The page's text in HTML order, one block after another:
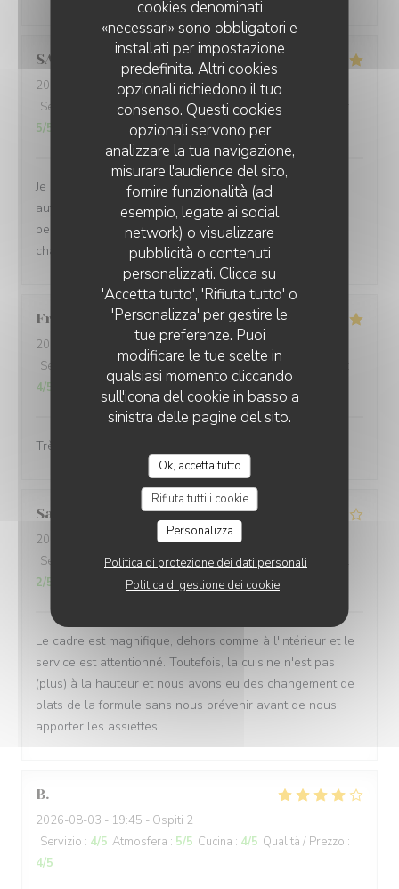
cookies denominati
«necessari» sono obbligatori e
installati per impostazione
predefinita. Altri cookies
opzionali richiedono il tuo
consenso. Questi cookies
opzionali servono per
analizzare la tua navigazione,
misurare l'audience del sito,
fornire funzionalità (ad
esempio, legate ai social
network) o visualizzare
pubblicità o contenuti
personalizzati. Clicca su
'Accetta tutto', 'Rifiuta tutto' o
'Personalizza' per gestire le
tue preferenze. Puoi
modificare le tue scelte in
qualsiasi momento cliccando
sull'icona del cookie in basso a
sinistra delle pagine del sito.
Ok, accetta tutto
Rifiuta tutti i cookie
Personalizza
Politica di protezione dei dati personali
Politica di gestione dei cookie
SANDRA
2026-08-05
- 12:30 - Ospiti 2
Servizio
Atmosfera:5 /5 Cucina :5/5 Qualità / Prezzo
5/5
Je suis venue pour la 3ème fois et j’apprécie toujours
autant la beauté du cadre, le professionnalisme du
personnel, la grande qualité des plats et l’accueil
chaleureux des propriétaires de cet établissement.
Francoise B
2026-08-05
- 19:30 - Ospiti 2
Servizio
Atmosfera: 4/5 Cucina: 5/5 Qualità / Prezzo
4/5
Très bon .Accueil ,service de qualité.
Sandrine
2026-08-01
- 20:00 - Ospiti 5
Servizio
/5 Atmosfera:5/5 Cucina :2/5 Qualità / Prezzo
2/5
Le cadre est magnifique, dehors comme à l'intérieur et le
service est attentionné. Toutefois, la cuisine n'est pas
(plus) à la hauteur et nous avons eu des changement de
plats de la formule sans nous prévenir avant de nous
apporter les assiettes.
B
2026-08-03 - 19:45 - Ospiti 2
Servizio : 4/5 Atmosfera : 5/5 Cucina : 4/5 Qualità / Prezzo :
4/5